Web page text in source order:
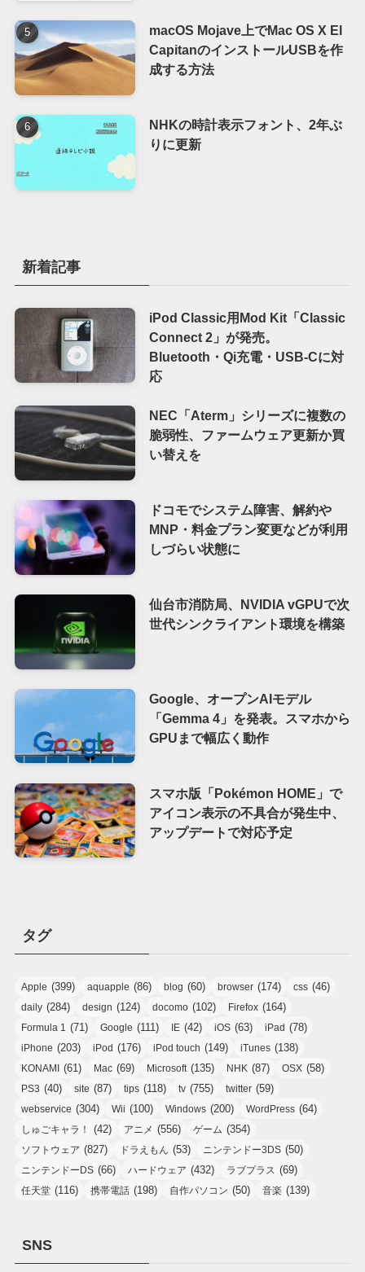
macOS Mojave上でMac OS X El
CapitanのインストールUSBを作
成する方法
NHKの時計表示フォント、2年ぶ
りに更新
新着記事
iPod Classic用Mod Kit「Classic
Connect 2」が発売。
Bluetooth・Qi充電・USB-Cに対
応
NEC「Aterm」シリーズに複数の
脆弱性、ファームウェア更新か買
い替えを
ドコモでシステム障害、解約や
MNP・料金プラン変更などが利用
しづらい状態に
仙台市消防局、NVIDIA vGPUで次
世代シンクライアント環境を構築
Google、オープンAIモデル
「Gemma 4」を発表。スマホから
GPUまで幅広く動作
スマホ版「Pokémon HOME」で
アイコン表示の不具合が発生中、
アップデートで対応予定
タグ
Apple (399) aquapple (86) blog (60) browser (174) css (46)
daily (284) design (124) docomo (102) Firefox (164)
Formula 1 (71) Google (111) IE (42) iOS (63) iPad (78)
iPhone (203) iPod (176) iPod touch (149) iTunes (138)
KONAMI (61) Mac (69) Microsoft (135) NHK (87) OSX (58)
PS3 (40) site (87) tips (118) tv (755) twitter (59)
webservice (304) Wii (100) Windows (200) WordPress (64)
しゅごキャラ！ (42) アニメ (556) ゲーム (354)
ソフトウェア (827) ドラえもん (53) ニンテンドー3DS (50)
ニンテンドーDS (66) ハードウェア (432) ラブプラス (69)
任天堂 (116) 携帯電話 (198) 自作パソコン (50) 音楽 (139)
SNS